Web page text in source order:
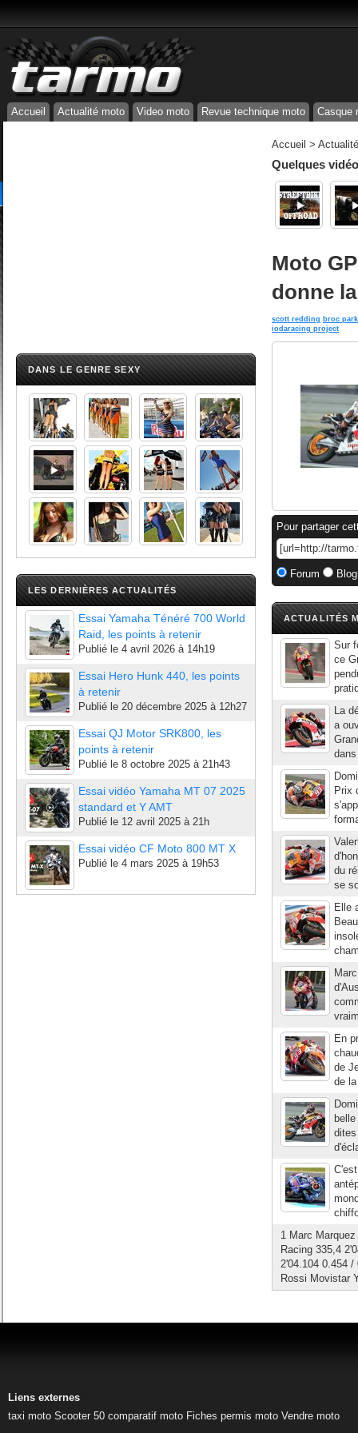
Accueil Actualité moto Video moto Revue technique moto Casque
DANS LE GENRE SEXY
LES DERNIÈRES ACTUALITÉS
Essai Yamaha Ténéré 700 World
Raid, les points à retenir
Publié le 4 avril 2026 à 14h19
Essai Hero Hunk 440, les points
à retenir
Publié le 20 décembre 2025 à 12h27
Essai QJ Motor SRK800, les
points à retenir
Publié le 8 octobre 2025 à 21h43
Essai vidéo Yamaha MT 07 2025
standard et Y AMT
Publié le 12 avril 2025 à 21h
Essai vidéo CF Moto 800 MT X
Publié le 4 mars 2025 à 19h53
Accueil >
Quelques
Moto
donne
scott redding broc
iodaracing project
Pour partager
Forum
ACTUALITÉS
Sur
ce
La
a
Prix
du
se
Elle
En
de
de
1 Marc
Racing 335,4
2'04.104 0.454 /
Rossi Movistar
Liens externes
taxi moto Scooter 50 comparatif moto Fiches permis moto Vendre moto